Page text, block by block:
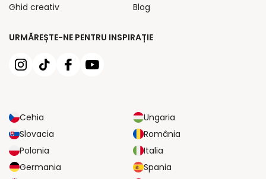
URMĂREȘTE-NE PENTRU INSPIRAȚIE
Cehia
Ungaria
Slovacia
România
Polonia
Italia
Germania
Spania
Ghid creativ
Blog